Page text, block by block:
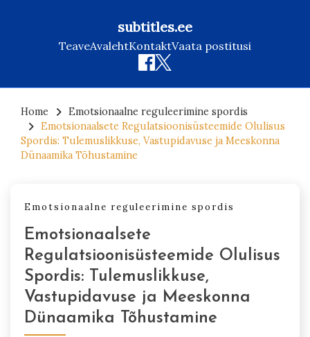
subtitles.ee
TeaveAvalehtKontaktVaata postitusi
content
Home
Emotsionaalne reguleerimine spordis
Emotsionaalsete Regulatsioonisüsteemide Olulisus
Spordis: Tulemuslikkuse, Vastupidavuse ja Meeskonna
Dünaamika Tõhustamine
Emotsionaalne reguleerimine spordis
Emotsionaalsete
Regulatsioonisüsteemide Olulisus
Spordis: Tulemuslikkuse,
Vastupidavuse ja Meeskonna
Dünaamika Tõhustamine